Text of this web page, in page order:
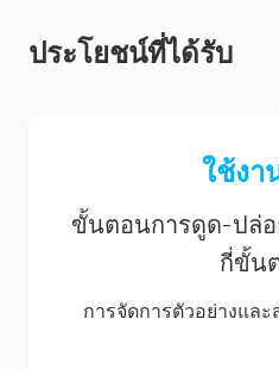
ประโยชน์ที่ได้รับ
ใช้งา
ขั้นตอนการดูด-ปล่อ
กี่ขั้น
การจัดการตัวอย่างและ